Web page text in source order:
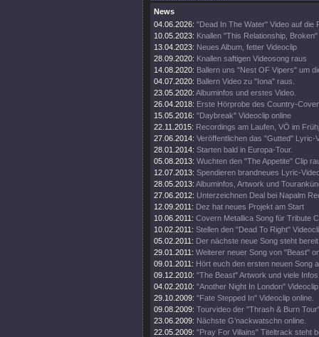
News
04.06.2026: "Dead In The Water" Video auf die
10.05.2023: Knallen "This Relationship,
13.04.2023: Neues Album, fetter Videoclip
28.09.2020: Knallen saftigen Videosong raus
14.08.2020: Ballern uns "Nest OF Vipers" um
04.07.2020: Ballern Video zu "Iona" raus.
23.05.2020: Albuminfos und erstes Video.
26.04.2018: Erste Hörprobe des Country-
15.05.2016: "Daybreak" Videoclip online
22.11.2015: Recordings am Laufen, VÖ im
27.06.2014: Veröffentlichen das "Gutted" Lyric-
28.01.2014: Starten bald in Europa-Tour.
05.08.2013: Wuchten den "The Appetite" Clip
12.07.2013: Spendieren brandneues Lyric-
28.05.2013: Albuminfos, Artwork und
27.06.2012: Unterzeichnen Deal bei Napalm
12.09.2011: Dez hat neues Projekt am Start
10.06.2011: Covern Metallica Song für Tribute
10.02.2011: Stellen den "Dead To Right"
05.02.2011: Der nächste neue Song steht
29.01.2011: Weiterer neuer Song von "Beast"
09.01.2011: Hört euch den ersten neuen Song
09.12.2010: "The Beast" Artwork und viele
04.02.2010: "Another Night In London"
29.10.2009: "Fate Stepped In" Videoclip online.
09.08.2009: Tourvideo der "Thrash & Burn
23.06.2009: Nächste G’nackwatschn online.
22.05.2009: "Pray For Villains" Titeltrack steht